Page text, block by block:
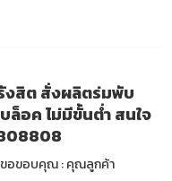
งสิต สั่งผลิตร่มพับ
ล็อค ไม่มีขั้นต่ำ สนใจ
อขอบคุณ : คุณลูกค้า